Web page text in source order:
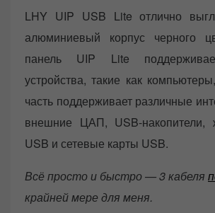
LHY UIP USB Lite отлично
алюминиевый корпус черного
панель UIP Lite
устройства, такие как
часть поддерживает различные
внешние ЦАП, USB-накопители,
USB и сетевые карты USB.
Всё просто и быстро — 3 кабеля
крайней мере для меня.